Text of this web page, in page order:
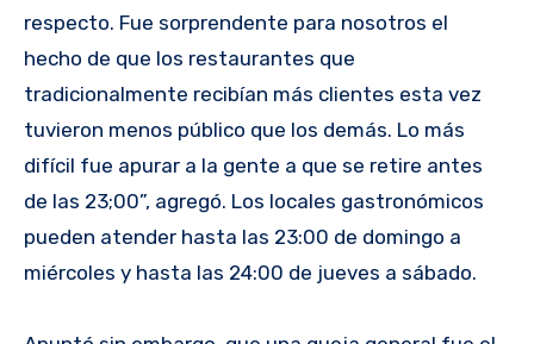
respecto. Fue sorprendente para nosotros el
hecho de que los restaurantes que
tradicionalmente recibían más clientes esta vez
tuvieron menos público que los demás. Lo más
difícil fue apurar a la gente a que se retire antes
de las 23;00”, agregó. Los locales gastronómicos
pueden atender hasta las 23:00 de domingo a
miércoles y hasta las 24:00 de jueves a sábado.